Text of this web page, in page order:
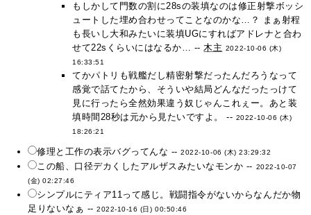
もしかして門数の割に28sの装填なのは修正射撃ボッシ
ュートした埋め合わせってことなのかな…？ まぁ射程
も長いし大和みたいに装填UGにすればアドレナと合わ
せて22sくらいにはなるか… --木主 2022-10-06 (木)
16:33:51
てかパトリも戦艦だし精密射撃だったんだろうなって
感覚で話てたから、そういや結局どんなだったっけて
見に行ったら全然効果違う奴じゃんこれぇー。あと装
填時間28秒は元から見たいですよ。 -- 2022-10-06 (木)
18:26:21
修理と工作の表示バグってんな --2022-10-06 (木) 23:29:32
この船、口径デカくしたアルザスみたいなモンか -- 2022-10-07
(金) 02:27:46
シンプルにティア11って感じ。戦闘指令がないからなんだか物
足りないなぁ --2022-10-16 (日) 00:50:46